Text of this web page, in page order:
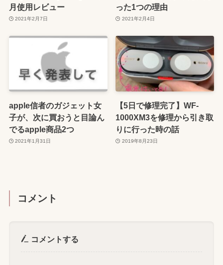
月使用レビュー
2021年2月7日
った1つの理由
2021年2月4日
apple信者のガジェット女
子が、次に買おうと目論ん
でるapple商品2つ
2021年1月31日
【5日で修理完了】WF-
1000XM3を修理から引き取
りに行った時の話
2019年8月23日
コメント
コメントする